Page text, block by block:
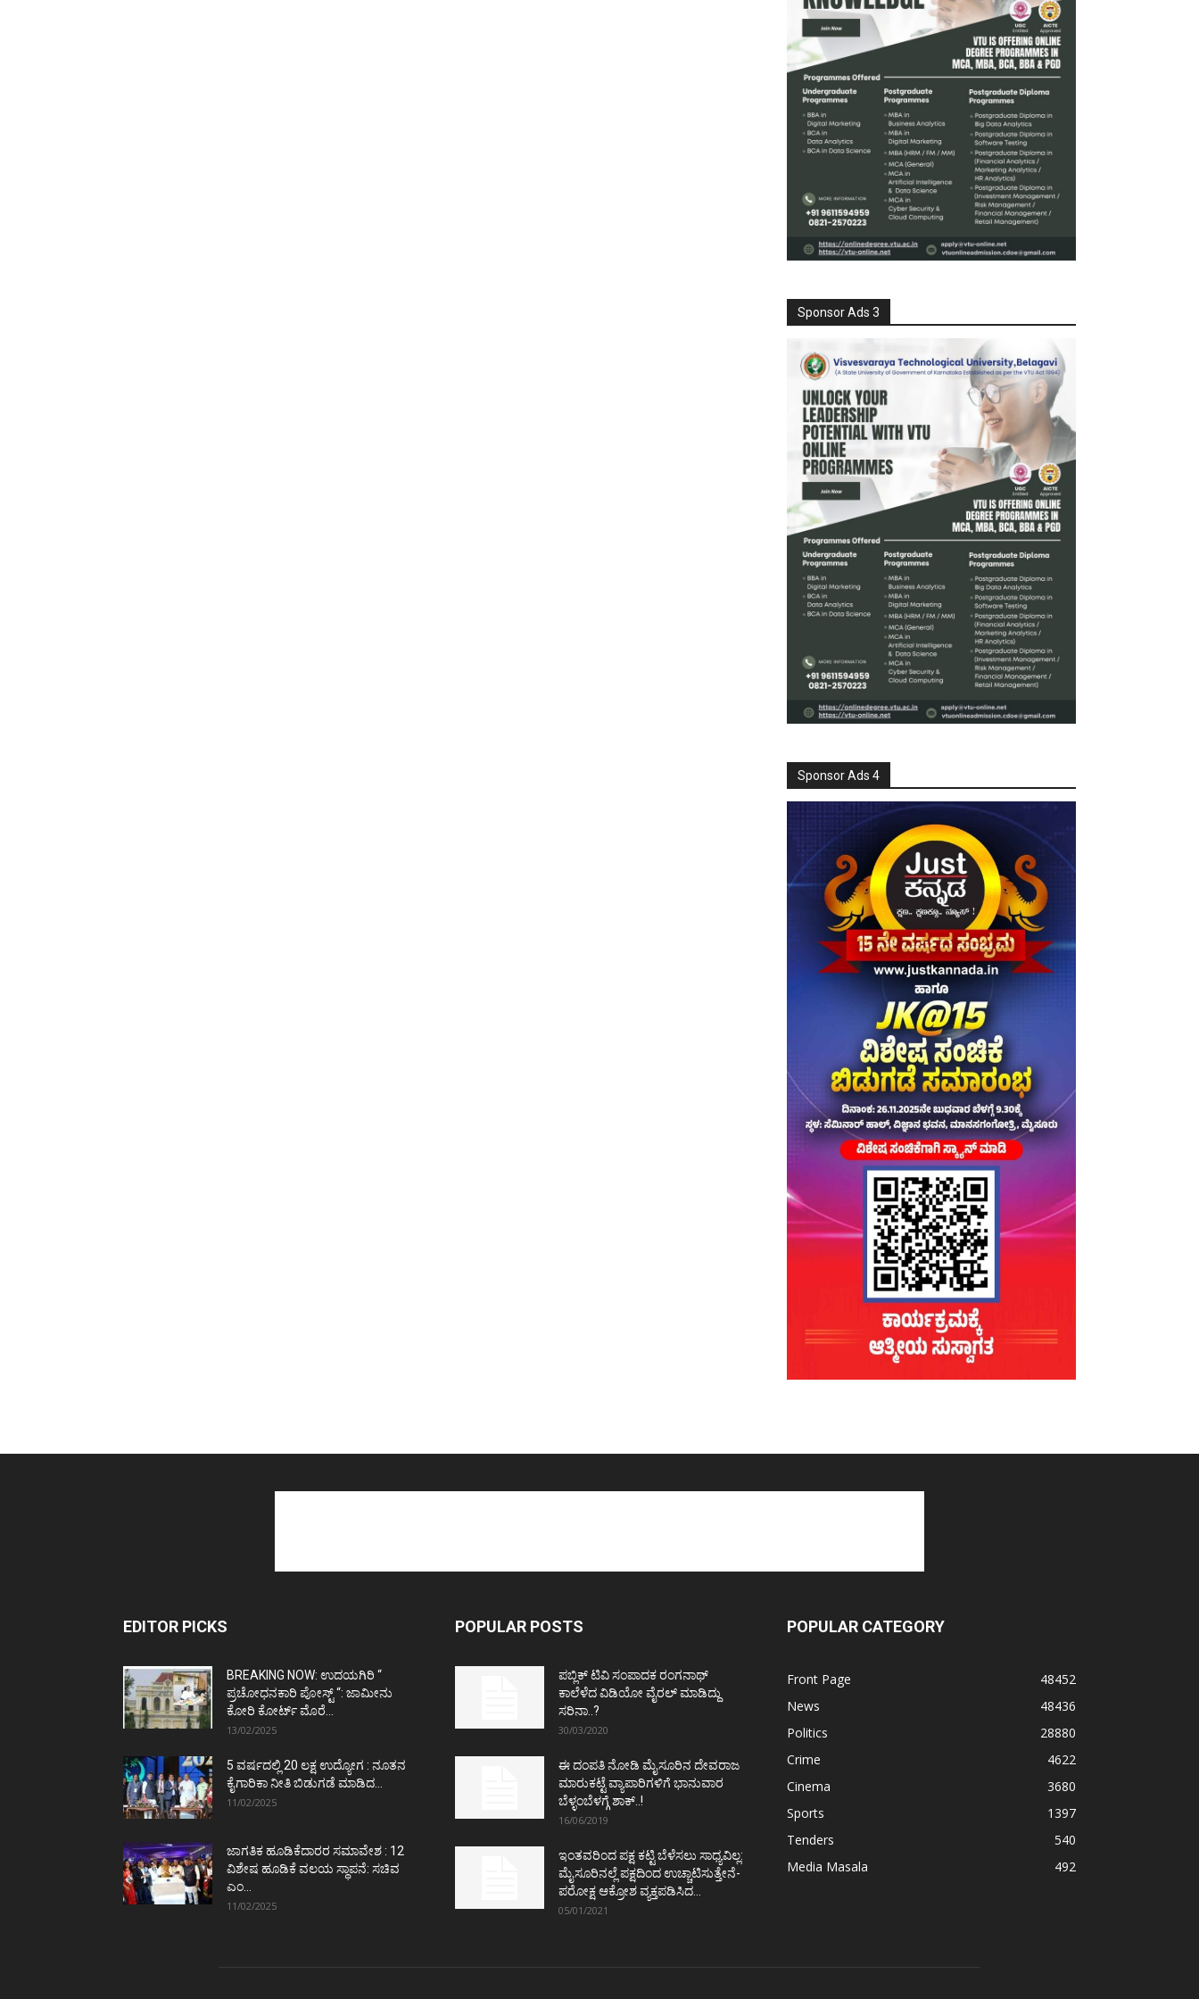
Sponsor Ads 3
Sponsor Ads 4
EDITOR PICKS
BREAKING NOW: ಉದಯಗಿರಿ “
ಪ್ರಚೋಧನಕಾರಿ ಪೋಸ್ಟ್‌ “: ಜಾಮೀನು
ಕೋರಿ ಕೋರ್ಟ್‌ ಮೊರೆ...
13/02/2025
5 ವರ್ಷದಲ್ಲಿ 20 ಲಕ್ಷ ಉದ್ಯೋಗ : ನೂತನ
ಕೈಗಾರಿಕಾ ನೀತಿ ಬಿಡುಗಡೆ ಮಾಡಿದ...
11/02/2025
ಜಾಗತಿಕ ಹೂಡಿಕೆದಾರರ ಸಮಾವೇಶ : 12
ವಿಶೇಷ ಹೂಡಿಕೆ ವಲಯ ಸ್ಥಾಪನೆ: ಸಚಿವ
ಎಂ...
11/02/2025
POPULAR POSTS
ಪಬ್ಲಿಕ್ ಟಿವಿ ಸಂಪಾದಕ ರಂಗನಾಥ್
ಕಾಲೆಳೆದ ವಿಡಿಯೋ ವೈರಲ್ ಮಾಡಿದ್ದು
ಸರಿನಾ..?
30/03/2020
ಈ ದಂಪತಿ ನೋಡಿ ಮೈಸೂರಿನ ದೇವರಾಜ
ಮಾರುಕಟ್ಟೆ ವ್ಯಾಪಾರಿಗಳಿಗೆ ಭಾನುವಾರ
ಬೆಳ್ಳಂಬೆಳಗ್ಗೆ ಶಾಕ್..!
16/06/2019
ಇಂತವರಿಂದ ಪಕ್ಷ ಕಟ್ಟಿ ಬೆಳೆಸಲು ಸಾಧ್ಯವಿಲ್ಲ:
ಮೈಸೂರಿನಲ್ಲೆ ಪಕ್ಷದಿಂದ ಉಚ್ಚಾಟಿಸುತ್ತೇನೆ-
ಪರೋಕ್ಷ ಆಕ್ರೋಶ ವ್ಯಕ್ತಪಡಿಸಿದ...
05/01/2021
POPULAR CATEGORY
Front Page
48452
News
48436
Politics
28880
Crime
4622
Cinema
3680
Sports
1397
Tenders
540
Media Masala
492